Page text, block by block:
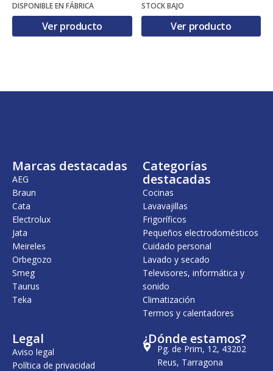
DISPONIBLE EN FÁBRICA
Ver producto
STOCK BAJO
Ver producto
Marcas destacadas
AEG
Braun
Cata
Electrolux
Jata
Meireles
Orbegozo
Smeg
Taurus
Teka
Categorías
destacadas
Cocinas
Lavavajillas
Frigoríficos
Pequeños electrodomésticos
Cuidado personal
Lavado y secado
Televisores, informática y
sonido
Climatización
Termos y calentadores
Legal
Aviso legal
Política de privacidad
¿Dónde estamos?
Pg. de Prim, 12, 43202
Reus, Tarragona